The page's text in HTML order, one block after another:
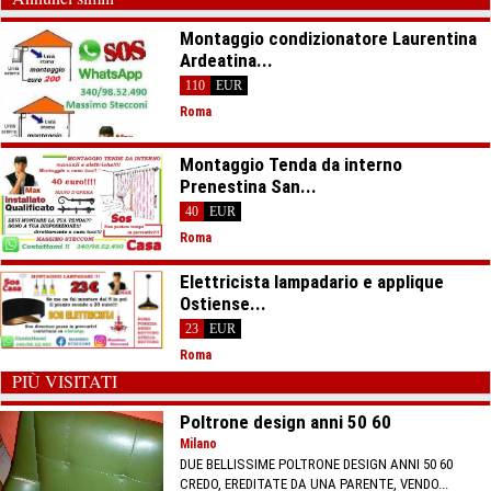
Montaggio condizionatore Laurentina
Ardeatina...
110
EUR
Roma
Montaggio Tenda da interno
Prenestina San...
40
EUR
Roma
Elettricista lampadario e applique
Ostiense...
23
EUR
Roma
PIÙ VISITATI
Poltrone design anni 50 60
Milano
DUE BELLISSIME POLTRONE DESIGN ANNI 50 60
CREDO, EREDITATE DA UNA PARENTE, VENDO...